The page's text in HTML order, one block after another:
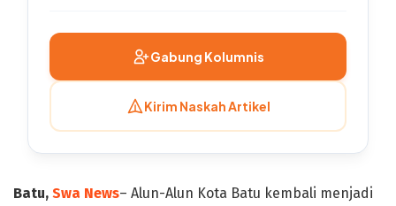
Gabung Kolumnis
Kirim Naskah Artikel
Batu, Swa News– Alun-Alun Kota Batu kembali menjadi